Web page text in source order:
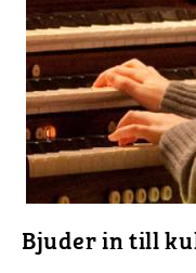
Bjuder in till